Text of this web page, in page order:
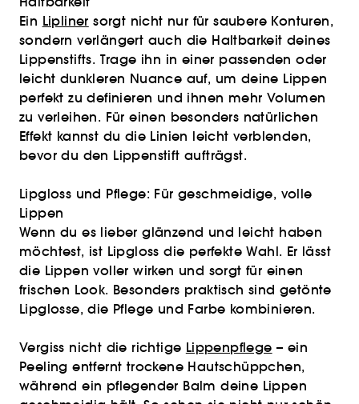
Ein Lipliner sorgt nicht nur für saubere Konturen,
sondern verlängert auch die Haltbarkeit deines
Lippenstifts. Trage ihn in einer passenden oder
leicht dunkleren Nuance auf, um deine Lippen
perfekt zu definieren und ihnen mehr Volumen
zu verleihen. Für einen besonders natürlichen
Effekt kannst du die Linien leicht verblenden,
bevor du den Lippenstift aufträgst.
Lipgloss und Pflege: Für geschmeidige, volle
Lippen
Wenn du es lieber glänzend und leicht haben
möchtest, ist Lipgloss die perfekte Wahl. Er lässt
die Lippen voller wirken und sorgt für einen
frischen Look. Besonders praktisch sind getönte
Lipglosse, die Pflege und Farbe kombinieren.
Vergiss nicht die richtige Lippenpflege – ein
Peeling entfernt trockene Hautschüppchen,
während ein pflegender Balm deine Lippen